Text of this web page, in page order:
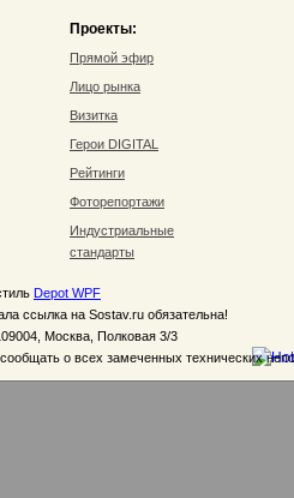
Проекты:
Прямой эфир
Лицо рынка
Визитка
Герои DIGITAL
Рейтинги
Фоторепортажи
Индустриальные
стандарты
Depot WPF
ссылка на Sostav.ru обязательна!
Москва, Полковая 3/3
о всех замеченных технических